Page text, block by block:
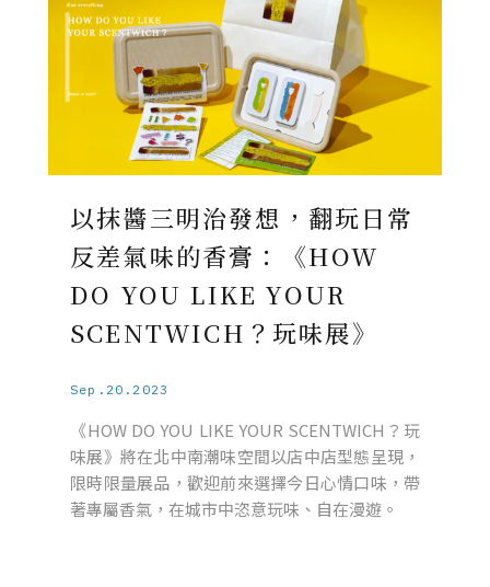
以抹醬三明治發想，翻玩日常
反差氣味的香膏：《HOW
DO YOU LIKE YOUR
SCENTWICH？玩味展》
Sep.20.2023
《HOW DO YOU LIKE YOUR SCENTWICH？玩
味展》將在北中南潮味空間以店中店型態呈現，
限時限量展品，歡迎前來選擇今日心情口味，帶
著專屬香氣，在城市中恣意玩味、自在漫遊。